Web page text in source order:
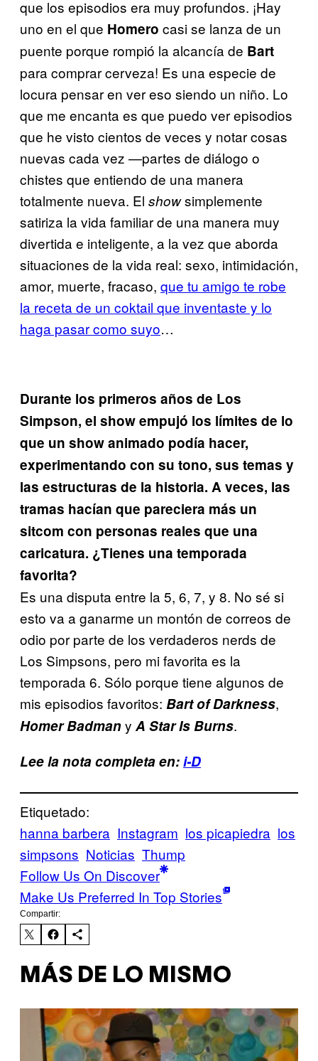
que los episodios era muy profundos. ¡Hay
uno en el que Homero casi se lanza de un
puente porque rompió la alcancía de Bart
para comprar cerveza! Es una especie de
locura pensar en ver eso siendo un niño. Lo
que me encanta es que puedo ver episodios
que he visto cientos de veces y notar cosas
nuevas cada vez —partes de diálogo o
chistes que entiendo de una manera
totalmente nueva. El showsimplemente
satiriza la vida familiar de una manera muy
divertida e inteligente, a la vez que aborda
situaciones de la vida real: sexo, intimidación,
amor, muerte, fracaso, que tu amigo te robe
la receta de un coktail que inventaste y lo
haga pasar como suyo…
Durante los primeros años de Los
Simpson, el show empujó los límites de lo
que un show animado podía hacer,
experimentando con su tono, sus temas y
las estructuras de la historia. A veces, las
tramas hacían que pareciera más un
sitcom con personas reales que una
caricatura. ¿Tienes una temporada
favorita?
Es una disputa entre la 5, 6, 7, y 8. No sé si
esto va a ganarme un montón de correos de
odio por parte de los verdaderos nerds de
Los Simpsons, pero mi favorita es la
temporada 6. Sólo porque tiene algunos de
mis episodios favoritos: Bart of Darkness,
Homer Badmany A Star Is Burns.
Lee la nota completa en:i-D
Etiquetado:
hanna barbera Instagram los picapiedra los
simpsons Noticias Thump
Follow Us On Discover
Make Us Preferred In Top Stories
Compartir:
MÁS DE LO MISMO